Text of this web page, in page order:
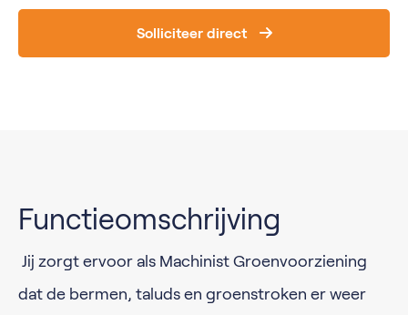
Solliciteer direct
Functieomschrijving
Jij zorgt ervoor als Machinist Groenvoorziening
dat de bermen, taluds en groenstroken er weer